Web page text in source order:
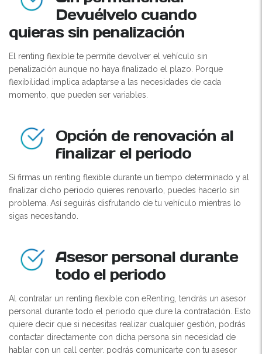
Devuélvelo cuando
quieras sin penalización
El renting flexible te permite devolver el vehículo sin
penalización aunque no haya finalizado el plazo. Porque
flexibilidad implica adaptarse a las necesidades de cada
momento, que pueden ser variables.
Opción de renovación al
finalizar el periodo
Si firmas un renting flexible durante un tiempo determinado y al
finalizar dicho periodo quieres renovarlo, puedes hacerlo sin
problema. Así seguirás disfrutando de tu vehículo mientras lo
sigas necesitando.
Asesor personal durante
todo el periodo
Al contratar un renting flexible con eRenting, tendrás un asesor
personal durante todo el periodo que dure la contratación. Esto
quiere decir que si necesitas realizar cualquier gestión, podrás
contactar directamente con dicha persona sin necesidad de
hablar con un call center. podrás comunicarte con tu asesor